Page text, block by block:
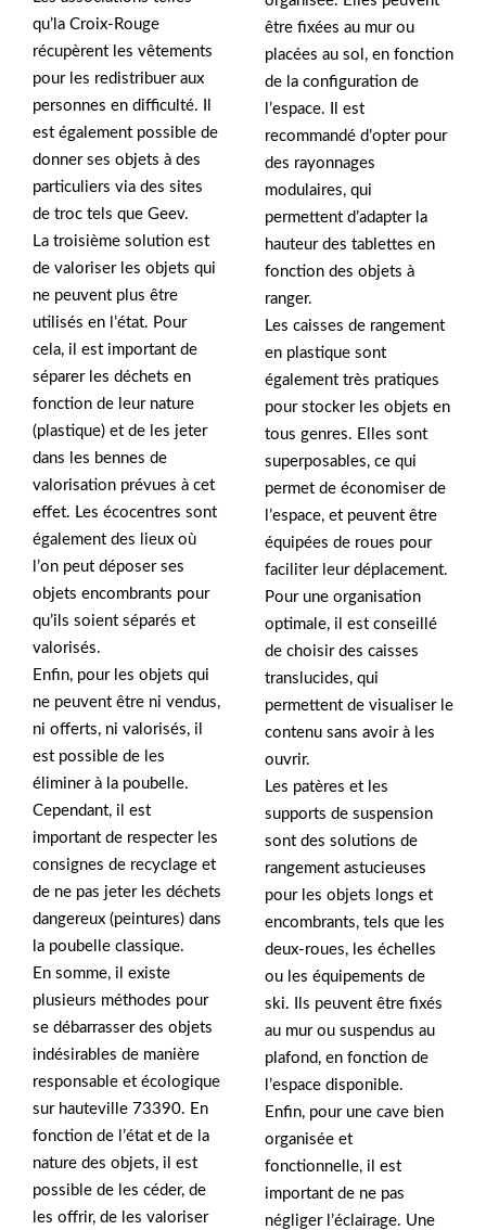
qu’la Croix-Rouge
récupèrent les vêtements
pour les redistribuer aux
personnes en difficulté. Il
est également possible de
donner ses objets à des
particuliers via des sites
de troc tels que Geev.
La troisième solution est
de valoriser les objets qui
ne peuvent plus être
utilisés en l’état. Pour
cela, il est important de
séparer les déchets en
fonction de leur nature
(plastique) et de les jeter
dans les bennes de
valorisation prévues à cet
effet. Les écocentres sont
également des lieux où
l’on peut déposer ses
objets encombrants pour
qu’ils soient séparés et
valorisés.
Enfin, pour les objets qui
ne peuvent être ni vendus,
ni offerts, ni valorisés, il
est possible de les
éliminer à la poubelle.
Cependant, il est
important de respecter les
consignes de recyclage et
de ne pas jeter les déchets
dangereux (peintures) dans
la poubelle classique.
En somme, il existe
plusieurs méthodes pour
se débarrasser des objets
indésirables de manière
responsable et écologique
sur hauteville 73390. En
fonction de l’état et de la
nature des objets, il est
possible de les céder, de
les offrir, de les valoriser
être fixées au mur ou
placées au sol, en fonction
de la configuration de
l’espace. Il est
recommandé d’opter pour
des rayonnages
modulaires, qui
permettent d’adapter la
hauteur des tablettes en
fonction des objets à
ranger.
Les caisses de rangement
en plastique sont
également très pratiques
pour stocker les objets en
tous genres. Elles sont
superposables, ce qui
permet de économiser de
l’espace, et peuvent être
équipées de roues pour
faciliter leur déplacement.
Pour une organisation
optimale, il est conseillé
de choisir des caisses
translucides, qui
permettent de visualiser le
contenu sans avoir à les
ouvrir.
Les patères et les
supports de suspension
sont des solutions de
rangement astucieuses
pour les objets longs et
encombrants, tels que les
deux-roues, les échelles
ou les équipements de
ski. Ils peuvent être fixés
au mur ou suspendus au
plafond, en fonction de
l’espace disponible.
Enfin, pour une cave bien
organisée et
fonctionnelle, il est
important de ne pas
négliger l’éclairage. Une